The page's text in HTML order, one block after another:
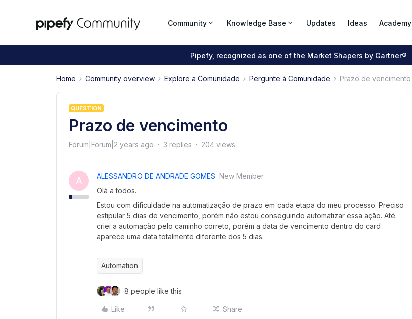
Community Knowledge Base Updates Ideas Academy
Pipefy, recognized as one of the Market Shapers by Gartner®
Home Community overview Explore a Comunidade Pergunte à Comunidade Prazo de vencimento
QUESTION
Prazo de vencimento
Forum|Forum|2 years ago 3 replies 204 views
A ALESSANDRO DE ANDRADE GOMES New Member
Olá a todos.
Estou com dificuldade na automatização de prazo em cada etapa do meu processo. Preciso
estipular 5 dias de vencimento, porém não estou conseguindo automatizar essa ação. Até
criei a automação pelo caminho correto, porém a data de vencimento dentro do card
aparece uma data totalmente diferente dos 5 dias.
Automation
8 people like this
Like Share